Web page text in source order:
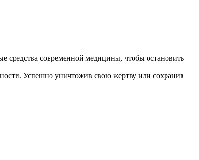
средства современной медицины, чтобы остановить
Успешно уничтожив свою жертву или сохранив